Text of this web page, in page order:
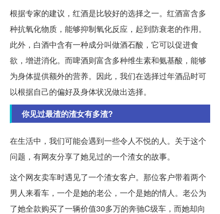
根据专家的建议，红酒是比较好的选择之一。红酒富含多
种抗氧化物质，能够抑制氧化反应，起到防衰老的作用。
此外，白酒中含有一种成分叫做酒石酸，它可以促进食
欲，增进消化。而啤酒则富含多种维生素和氨基酸，能够
为身体提供额外的营养。因此，我们在选择过年酒品时可
以根据自己的偏好及身体状况做出选择。
你见过最渣的渣女有多渣?
在生活中，我们可能会遇到一些令人不悦的人。关于这个
问题，有网友分享了她见过的一个渣女的故事。
这个网友卖车时遇见了一个渣女客户。那位客户带着两个
男人来看车，一个是她的老公，一个是她的情人。老公为
了她全款购买了一辆价值30多万的奔驰C级车，而她却向